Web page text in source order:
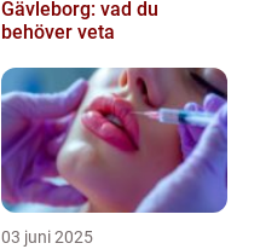
Gävleborg: vad du
behöver veta
03 juni 2025